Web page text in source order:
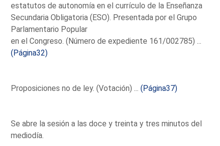
estatutos de autonomía en el currículo de la Enseñanza
Secundaria Obligatoria (ESO). Presentada por el Grupo
Parlamentario Popular
en el Congreso. (Número de expediente 161/002785) ...
(Página32)
Proposiciones no de ley. (Votación) ...(Página37)
Se abre la sesión a las doce y treinta y tres minutos del
mediodía.